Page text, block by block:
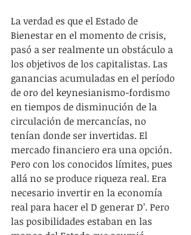
La verdad es que el Estado de
Bienestar en el momento de crisis,
pasó a ser realmente un obstáculo a
los objetivos de los capitalistas. Las
ganancias acumuladas en el período
de oro del keynesianismo-fordismo
en tiempos de disminución de la
circulación de mercancías, no
tenían donde ser invertidas. El
mercado financiero era una opción.
Pero con los conocidos límites, pues
allá no se produce riqueza real. Era
necesario invertir en la economía
real para hacer el D generar D’. Pero
las posibilidades estaban en las